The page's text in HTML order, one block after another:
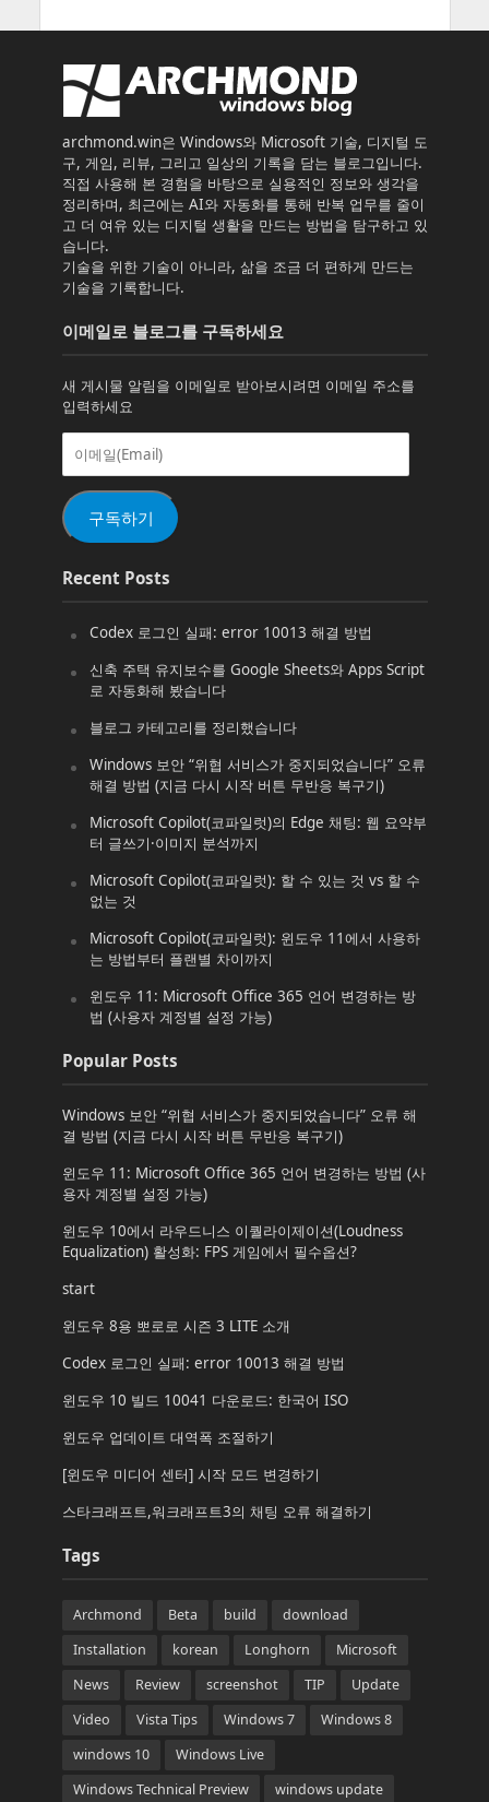
archmond.win은 Windows와 Microsoft 기술, 디지털 도
구, 게임, 리뷰, 그리고 일상의 기록을 담는 블로그입니다.
직접 사용해 본 경험을 바탕으로 실용적인 정보와 생각을
정리하며, 최근에는 AI와 자동화를 통해 반복 업무를 줄이
고 더 여유 있는 디지털 생활을 만드는 방법을 탐구하고 있
습니다.
기술을 위한 기술이 아니라, 삶을 조금 더 편하게 만드는
기술을 기록합니다.
이메일로 블로그를 구독하세요
새 게시물 알림을 이메일로 받아보시려면 이메일 주소를
입력하세요
이
일
(Email)
구독하기
Recent Posts
Codex 로그인 실패: error 10013 해결 방법
신축 주택 유지보수를 Google Sheets와 Apps Script
로 자동화해 봤습니다
블로그 카테고리를 정리했습니다
Windows 보안 “위협 서비스가 중지되었습니다” 오류
해결 방법 (지금 다시 시작 버튼 무반응 복구기)
Microsoft Copilot(코파일럿)의 Edge 채팅: 웹 요약부
터 글쓰기·이미지 분석까지
Microsoft Copilot(코파일럿): 할 수 있는 것 vs 할 수
없는 것
Microsoft Copilot(코파일럿): 윈도우 11에서 사용하
는 방법부터 플랜별 차이까지
윈도우 11: Microsoft Office 365 언어 변경하는 방
법 (사용자 계정별 설정 가능)
Popular Posts
Windows 보안 “위협 서비스가 중지되었습니다” 오류 해
결 방법 (지금 다시 시작 버튼 무반응 복구기)
윈도우 11: Microsoft Office 365 언어 변경하는 방법 (사
용자 계정별 설정 가능)
윈도우 10에서 라우드니스 이퀄라이제이션(Loudness
Equalization) 활성화: FPS 게임에서 필수옵션?
start
윈도우 8용 뽀로로 시즌 3 LITE 소개
Codex 로그인 실패: error 10013 해결 방법
윈도우 10 빌드 10041 다운로드: 한국어 ISO
윈도우 업데이트 대역폭 조절하기
[윈도우 미디어 센터] 시작 모드 변경하기
스타크래프트,워크래프트3의 채팅 오류 해결하기
Tags
Archmond Beta build
download
Installation
korean Longhorn
Microsoft
News
Review screenshot TIP
Update
Video
Vista Tips Windows 7
Windows 8
windows 10
Windows Live
Windows Technical Preview
windows update